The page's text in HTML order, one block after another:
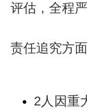
评估，全程严
责任追究方
2人因重